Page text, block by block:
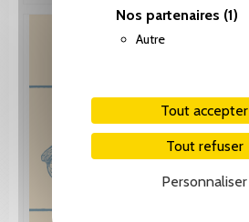
Nos partenaires (1)
Autre
Tout accepter
Tout refuser
Personnaliser